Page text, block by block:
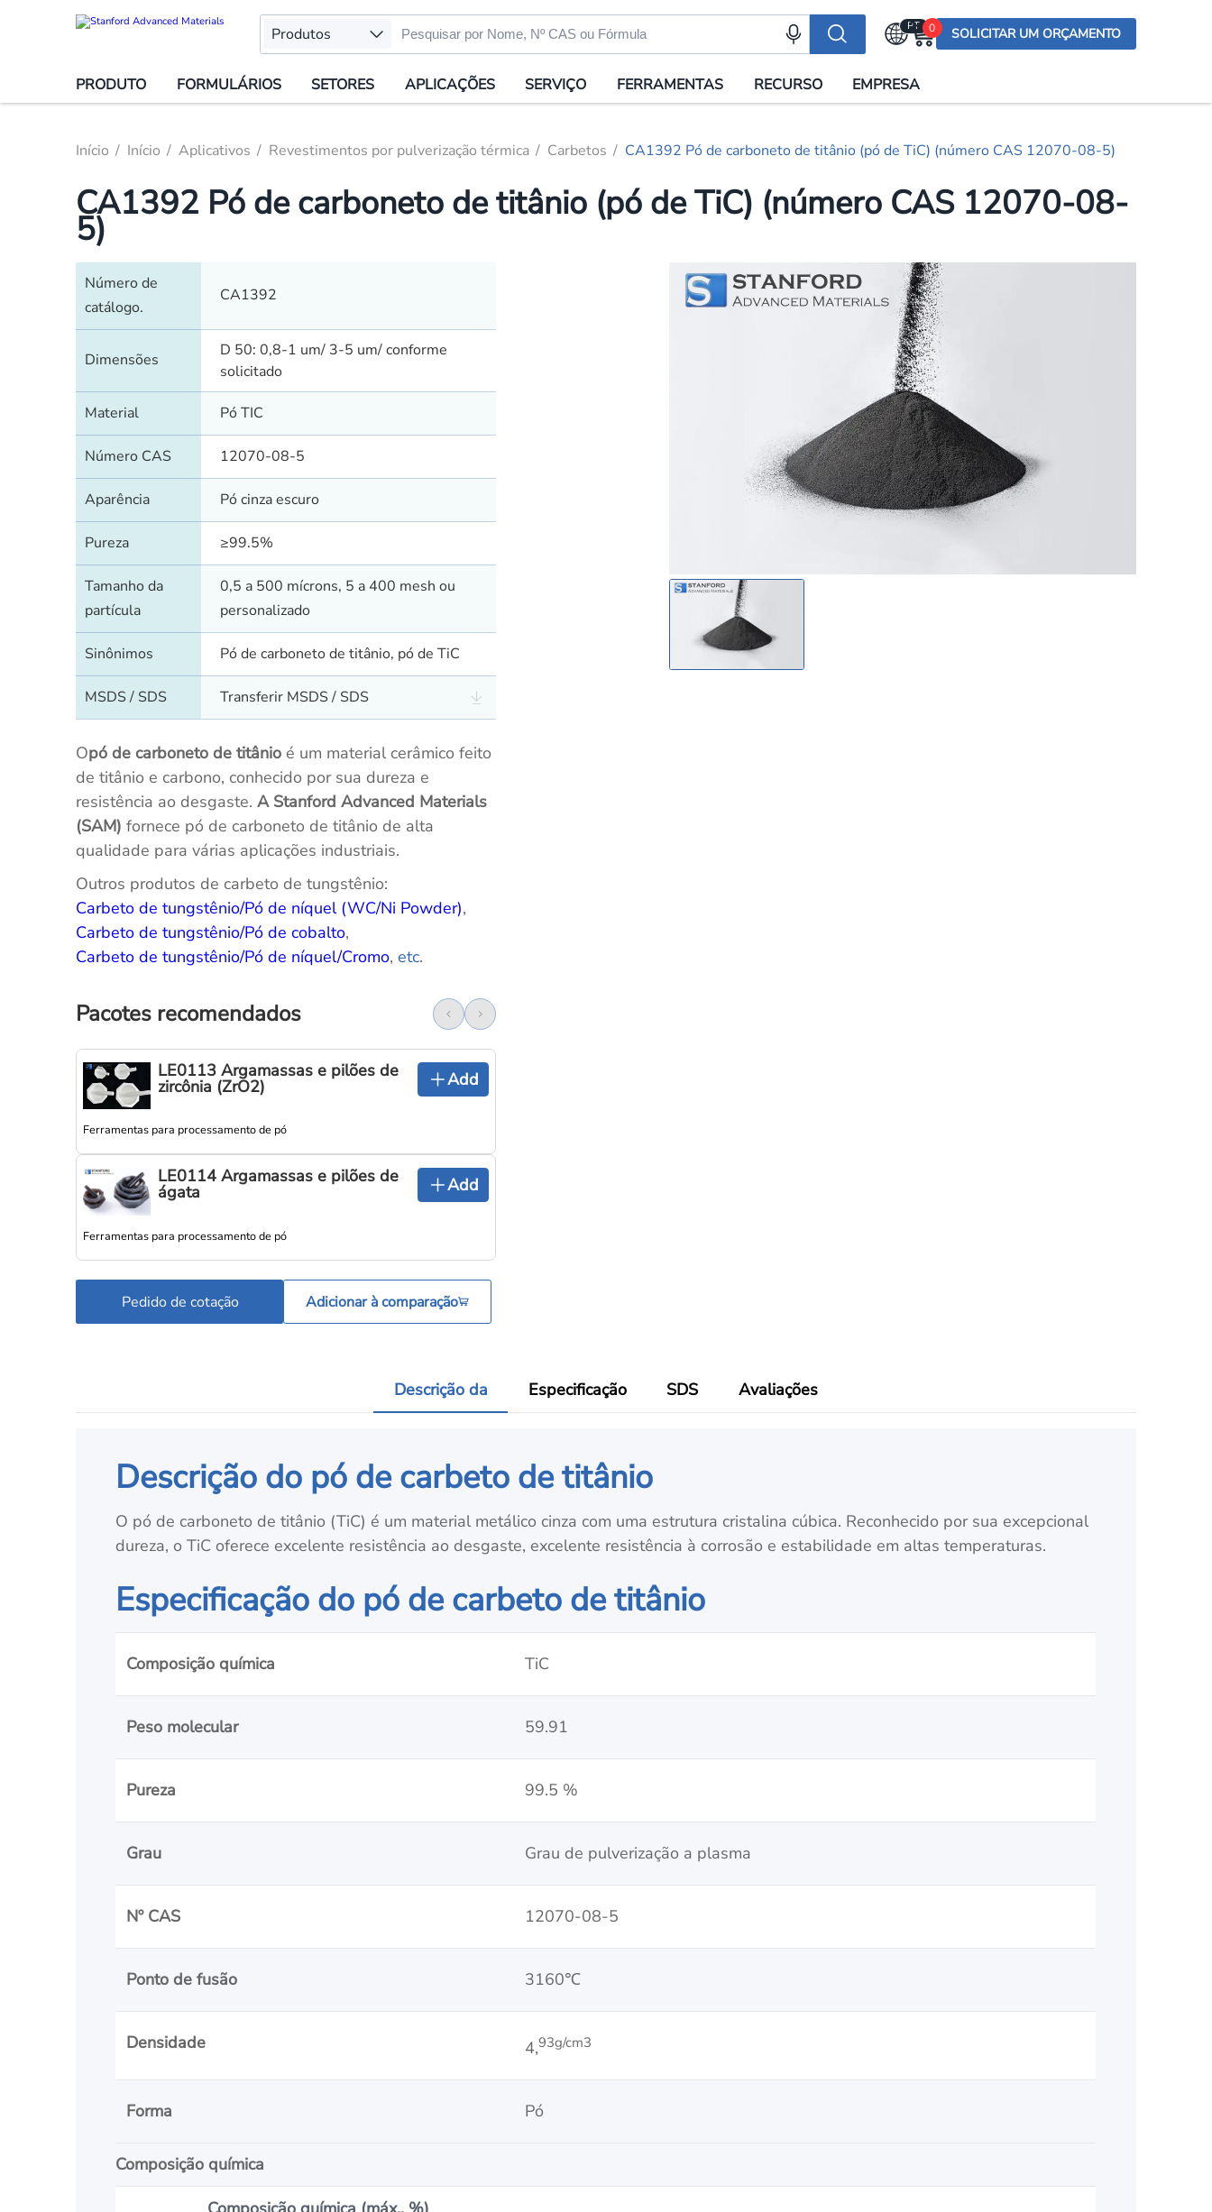
Produtos PT
English (US)
Española
Deutsch
Français
日本語
Русский
한국어
Português
العربية
Nederland
Polska
Sverige
भारत
0 SOLICITAR UM ORÇAMENTO
PRODUTO FORMULÁRIOS SETORES APLICAÇÕES SERVIÇO FERRAMENTAS RECURSO EMPRESA
Início Início Aplicativos Revestimentos por pulverização térmica Carbetos CA1392 Pó de carboneto de titânio (pó de TiC) (número CAS 12070-08-5)
CA1392 Pó de carboneto de titânio (pó de TiC) (número CAS 12070-08-
5)
Número de
catálogo.
CA1392
Dimensões
D 50: 0,8-1 um/ 3-5 um/ conforme
solicitado
Material Pó TIC
Número CAS 12070-08-5
Aparência Pó cinza escuro
Pureza ≥99.5%
Tamanho da
partícula
0,5 a 500 mícrons, 5 a 400 mesh ou
personalizado
Sinônimos Pó de carboneto de titânio, pó de TiC
MSDS / SDS Transferir MSDS / SDS
Opó de carboneto de titânioé um material cerâmico feito
de titânio e carbono, conhecido por sua dureza e
resistência ao desgaste. A Stanford Advanced Materials
(SAM) fornece pó de carboneto de titânio de alta
qualidade para várias aplicações industriais.
Outros produtos de carbeto de tungstênio:
Carbeto de tungstênio/Pó de níquel (WC/Ni Powder),
Carbeto de tungstênio/Pó de cobalto,
Carbeto de tungstênio/Pó de níquel/Cromo, etc.
Pacotes recomendados
LE0113 Argamassas e pilões de
zircônia (ZrO2) Add
Ferramentas para processamento de pó
LE0114 Argamassas e pilões de
ágata Add
Ferramentas para processamento de pó
Pedido de cotação Adicionar à comparação
Descrição da Especificação SDS Avaliações
Descrição do pó de carbeto de titânio
O pó de carboneto de titânio (TiC) é um material metálico cinza com uma estrutura cristalina cúbica. Reconhecido por sua excepcional
dureza, o TiC oferece excelente resistência ao desgaste, excelente resistência à corrosão e estabilidade em altas temperaturas.
Especificação do pó de carbeto de titânio
Composição química TiC
Peso molecular 59.91
Pureza 99.5 %
Grau Grau de pulverização a plasma
Nº CAS 12070-08-5
Ponto de fusão 3160℃
Densidade 4,93g/cm3
Forma Pó
Composição química